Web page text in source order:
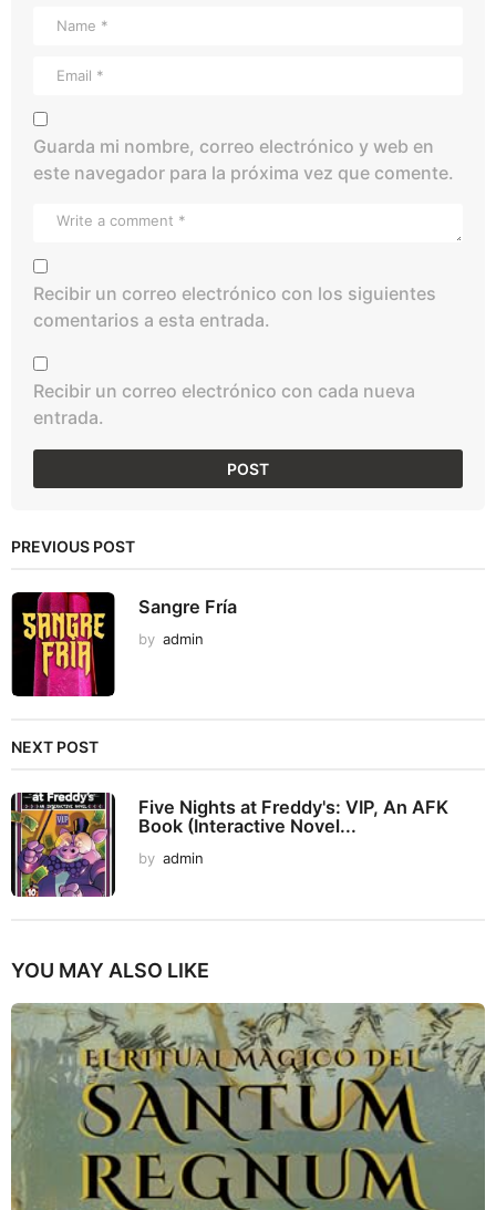
Guarda mi nombre, correo electrónico y web en
este navegador para la próxima vez que comente.
Recibir un correo electrónico con los siguientes
comentarios a esta entrada.
Recibir un correo electrónico con cada nueva
entrada.
PREVIOUS POST
Sangre Fría
by admin
NEXT POST
Five Nights at Freddy's: VIP, An AFK
Book (Interactive Novel...
by admin
YOU MAY ALSO LIKE